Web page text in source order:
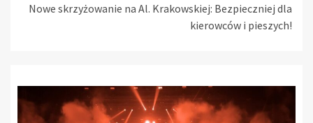
Nowe skrzyżowanie na Al. Krakowskiej: Bezpieczniej dla
kierowców i pieszych!